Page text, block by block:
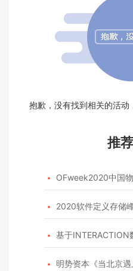
抱歉，没有找到相关的活
推
 OFweek2020中国
 2020软件定义存储
 基于INTERACTION数据
 明势资本《当北京遇上硅